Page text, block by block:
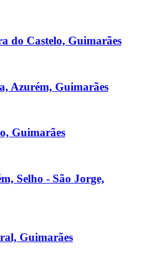
do Castelo, Guimarães
Azurém, Guimarães
Guimarães
Selho - São Jorge,
Guimarães